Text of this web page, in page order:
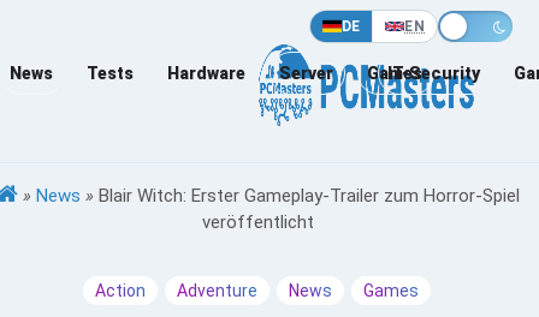
DE EN
News Tests Hardware Server Games
IT-Security
» News » Blair Witch: Erster Gameplay-Trailer zum Horror-Spiel
veröffentlicht
Action Adventure News Games